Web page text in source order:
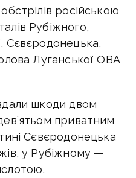
російською
Рубіжного,
Сєвєродонецька,
Луганської ОВА
шкоди двом
приватним
Сєвєродонецька
у Рубіжному —